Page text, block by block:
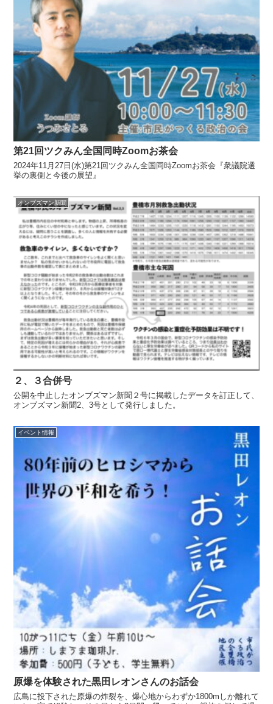
第21回ツクみん全国同時Zoomお茶会
2024年11月27日(水)第21回ツクみん全国同時Zoomお茶会『衆議院選
挙の裏側と今後の展望』
オンブズマン新聞
２、３合併号
公開を中止したオンブズマン新聞２号に掲載したデータを訂正して、
オンブズマン新聞2、3号として発行しました。
イベント情報
原爆を体験された黒田レオンさんのお話会
広島に投下された原爆の炸裂を、爆心地からわずか1800mしか離れて